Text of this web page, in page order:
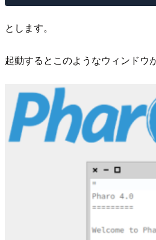
とします。
起動するとこのようなウィンドウ